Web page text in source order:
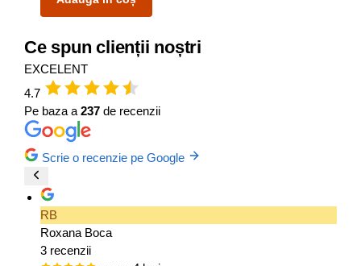
Ce spun clienții noștri
EXCELENT
4.7
Pe baza a237 de recenzii
Scrie o recenzie pe Google
RB
Roxana Boca
3 recenzii